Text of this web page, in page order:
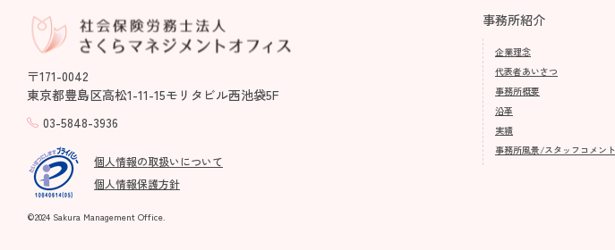
事務所紹介
企業理念
代表者あいさつ
事務所概要
沿革
実績
事務所風景/スタッフコメント
〒171-0042
東京都豊島区高松1-11-15モリタビル西池袋5F
03-5848-3936
個人情報の取扱いについて
個人情報保護方針
©2024 Sakura Management Office.